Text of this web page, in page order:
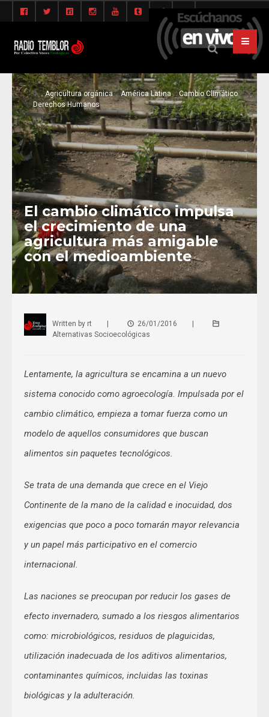
Agricultura orgánica América Latina
Cambio Climático
Derechos Humanos
El cambio climático impulsa
el crecimiento de una
agricultura más amigable
con el medioambiente
Written by rt 26/01/2016
Alternativas Socioecológicas
Lentamente, la agricultura se encamina a un nuevo
sistema conocido como agroecología. Impulsada por el
cambio climático, empieza a tomar fuerza como un
modelo de aquellos consumidores que buscan
alimentos sin paquetes tecnológicos.
Se trata de una demanda que crece en el Viejo
Continente de la mano de la calidad e inocuidad, dos
exigencias que poco a poco tomarán mayor relevancia
y un papel más participativo en el comercio
internacional.
Las naciones se preocupan por reducir los gases de
efecto invernadero, sumado a los riesgos alimentarios
como: microbiológicos, residuos de plaguicidas,
utilización inadecuada de los aditivos alimentarios,
contaminantes químicos, incluidas las toxinas
biológicas y la adulteración.